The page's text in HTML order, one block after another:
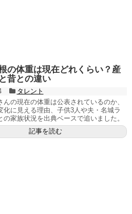
の体重は現在どれくらい？産
昔との違い
タレント
んの現在の体重は公表されているのか、
化に見える理由、子供3人や夫・名城ラ
の家族状況を出典ベースで追いました。
記事を読む